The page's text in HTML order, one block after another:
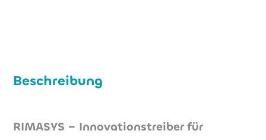
Beschreibung
RIMASYS – Innovationstreiber für